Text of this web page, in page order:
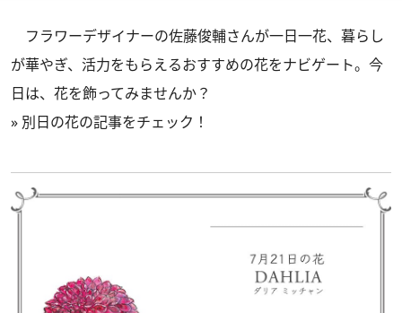
フラワーデザイナーの佐藤俊輔さんが一日一花、暮らし
が華やぎ、活力をもらえるおすすめの花をナビゲート。今
日は、花を飾ってみませんか？
» 別日の花の記事をチェック！